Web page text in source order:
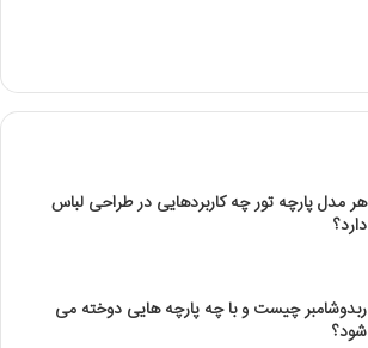
هر مدل پارچه تور چه کاربردهایی در طراحی لباس
دارد؟
ربدوشامبر چیست و با چه پارچه هایی دوخته می
شود؟